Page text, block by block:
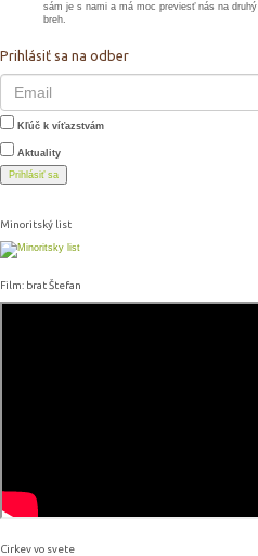
sám je s nami a má moc previesť nás na druhý
breh.
Prihlásiť sa na odber
Kľúč k víťazstvám
Aktuality
Prihlásiť sa
Minoritský list
Film: brat Štefan
Cirkev vo svete